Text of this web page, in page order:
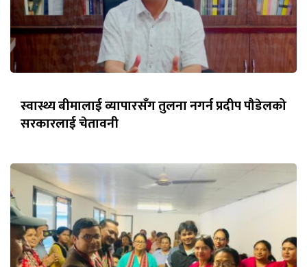
स्वास्थ्य बीमालाई व्यापारसँग तुलना नगर्न प्रदीप पौडेलको
सरकारलाई चेतावनी